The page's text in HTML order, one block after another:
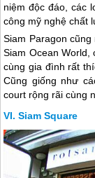
niệm độc đáo, các
công mỹ nghệ chất
Siam Paragon
Siam Ocean
cùng gia đình rất
Cũng giống như
court rộng rãi cùng
Siam Square